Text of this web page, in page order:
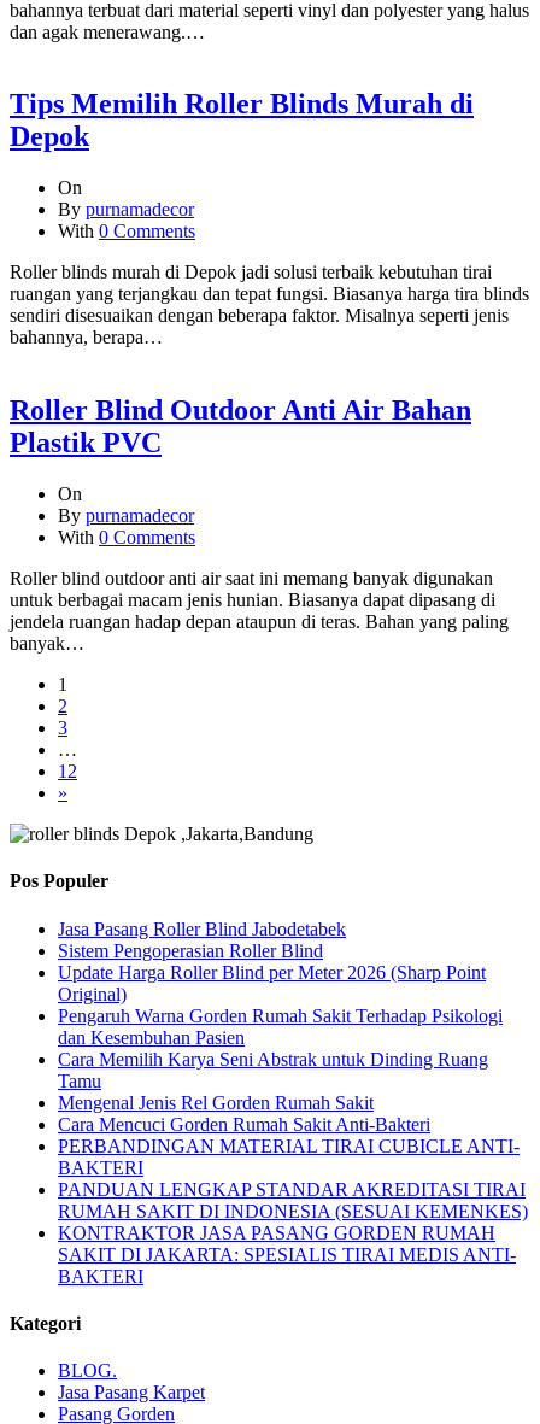
bahannya terbuat dari material seperti vinyl dan polyester yang halus
dan agak menerawang.…
Tips Memilih Roller Blinds Murah di
Depok
On
By purnamadecor
With 0 Comments
Roller blinds murah di Depok jadi solusi terbaik kebutuhan tirai
ruangan yang terjangkau dan tepat fungsi. Biasanya harga tira blinds
sendiri disesuaikan dengan beberapa faktor. Misalnya seperti jenis
bahannya, berapa…
Roller Blind Outdoor Anti Air Bahan
Plastik PVC
On
By purnamadecor
With 0 Comments
Roller blind outdoor anti air saat ini memang banyak digunakan
untuk berbagai macam jenis hunian. Biasanya dapat dipasang di
jendela ruangan hadap depan ataupun di teras. Bahan yang paling
banyak…
1
2
3
…
12
»
Pos Populer
Jasa Pasang Roller Blind Jabodetabek
Sistem Pengoperasian Roller Blind
Update Harga Roller Blind per Meter 2026 (Sharp Point
Original)
Pengaruh Warna Gorden Rumah Sakit Terhadap Psikologi
dan Kesembuhan Pasien
Cara Memilih Karya Seni Abstrak untuk Dinding Ruang
Tamu
Mengenal Jenis Rel Gorden Rumah Sakit
Cara Mencuci Gorden Rumah Sakit Anti-Bakteri
PERBANDINGAN MATERIAL TIRAI CUBICLE ANTI-
BAKTERI
PANDUAN LENGKAP STANDAR AKREDITASI TIRAI
RUMAH SAKIT DI INDONESIA (SESUAI KEMENKES)
KONTRAKTOR JASA PASANG GORDEN RUMAH
SAKIT DI JAKARTA: SPESIALIS TIRAI MEDIS ANTI-
BAKTERI
Kategori
BLOG.
Jasa Pasang Karpet
Pasang Gorden